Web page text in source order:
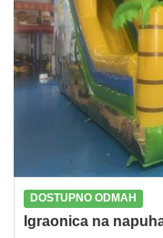
DOSTUPNO ODMAH
Igraonica na